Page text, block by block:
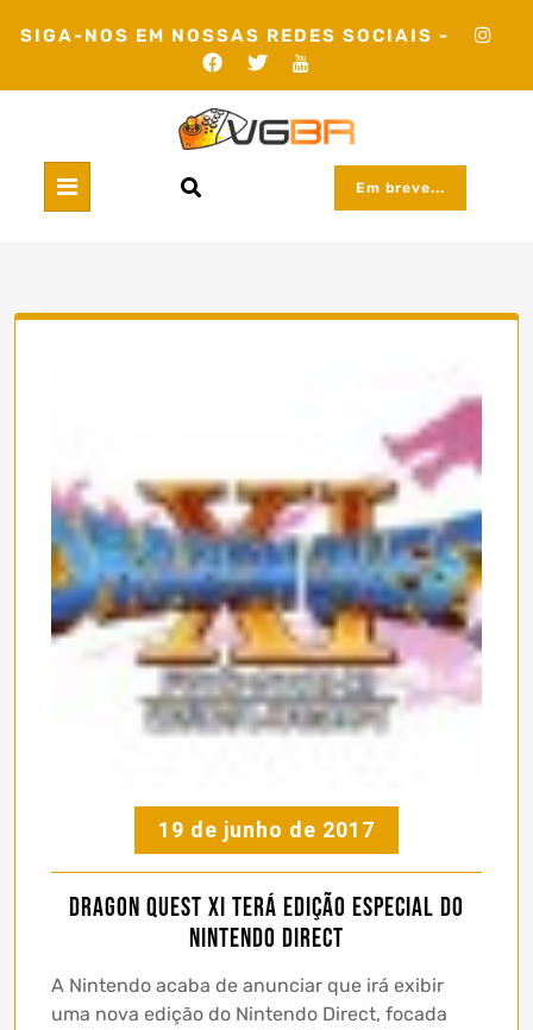
SIGA-NOS EM NOSSAS REDES SOCIAIS -
Em breve...
19 de junho de 2017
Dragon Quest XI terá edição especial do
Nintendo Direct
A Nintendo acaba de anunciar que irá exibir
uma nova edição do Nintendo Direct, focada